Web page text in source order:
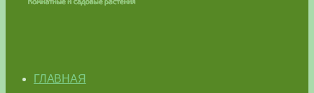
ГЛАВНАЯ